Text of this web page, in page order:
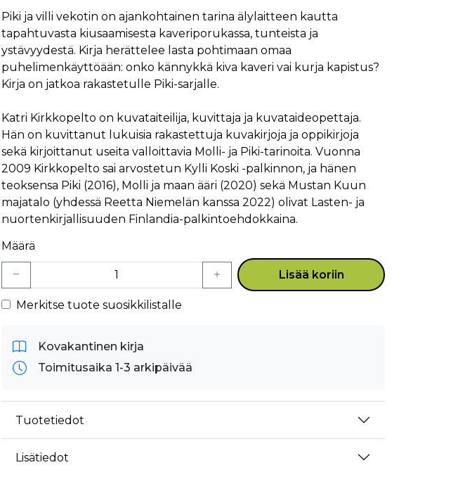
Piki ja villi vekotin on ajankohtainen tarina älylaitteen kautta
tapahtuvasta kiusaamisesta kaveriporukassa, tunteista ja
ystävyydestä. Kirja herättelee lasta pohtimaan omaa
puhelimenkäyttöään: onko kännykkä kiva kaveri vai kurja kapistus?
Kirja on jatkoa rakastetulle Piki-sarjalle.
Katri Kirkkopelto on kuvataiteilija, kuvittaja ja kuvataideopettaja.
Hän on kuvittanut lukuisia rakastettuja kuvakirjoja ja oppikirjoja
sekä kirjoittanut useita valloittavia Molli- ja Piki-tarinoita. Vuonna
2009 Kirkkopelto sai arvostetun Kylli Koski -palkinnon, ja hänen
teoksensa Piki (2016), Molli ja maan ääri (2020) sekä Mustan Kuun
majatalo (yhdessä Reetta Niemelän kanssa 2022) olivat Lasten- ja
nuortenkirjallisuuden Finlandia-palkintoehdokkaina.
Määrä
Lisää koriin
Merkitse tuote suosikkilistalle
Kovakantinen kirja
Toimitusaika 1-3 arkipäivää
Tuotetiedot
Lisätiedot